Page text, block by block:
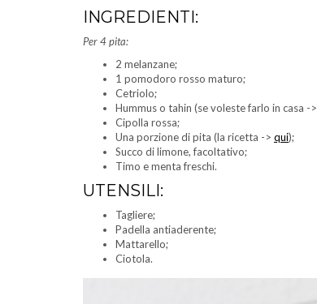
INGREDIENTI:
Per 4 pita:
2 melanzane;
1 pomodoro rosso maturo;
Cetriolo;
Hummus o tahin (se voleste farlo in casa ->
Cipolla rossa;
Una porzione di pita (la ricetta -> qui);
Succo di limone, facoltativo;
Timo e menta freschi.
UTENSILI:
Tagliere;
Padella antiaderente;
Mattarello;
Ciotola.